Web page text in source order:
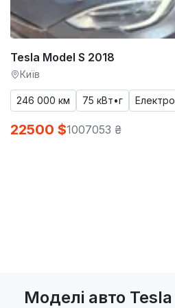
Tesla Model S 2018
Київ
246 000 км 75 кВт•г Електро
22500 $1007053 ₴
Моделі авто Tesla